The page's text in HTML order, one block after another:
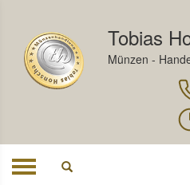
Tobias
Münzen -
Toggle